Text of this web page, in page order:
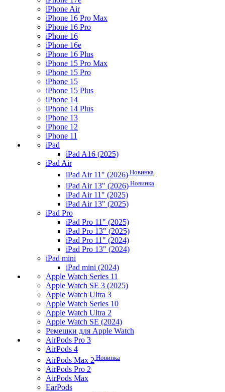
iPhone Air
iPhone 16 Pro Max
iPhone 16 Pro
iPhone 16
iPhone 16e
iPhone 16 Plus
iPhone 15 Pro Max
iPhone 15 Pro
iPhone 15
iPhone 15 Plus
iPhone 14
iPhone 14 Plus
iPhone 13
iPhone 12
iPhone 11
iPad
iPad A16 (2025)
iPad Air
iPad Air 11" (2026) Новинка
iPad Air 13" (2026) Новинка
iPad Air 11" (2025)
iPad Air 13" (2025)
iPad Pro
iPad Pro 11" (2025)
iPad Pro 13" (2025)
iPad Pro 11" (2024)
iPad Pro 13" (2024)
iPad mini
iPad mini (2024)
Apple Watch Series 11
Apple Watch SE 3 (2025)
Apple Watch Ultra 3
Apple Watch Series 10
Apple Watch Ultra 2
Apple Watch SE (2024)
Ремешки для Apple Watch
AirPods Pro 3
AirPods 4
AirPods Max 2 Новинка
AirPods Pro 2
AirPods Max
EarPods